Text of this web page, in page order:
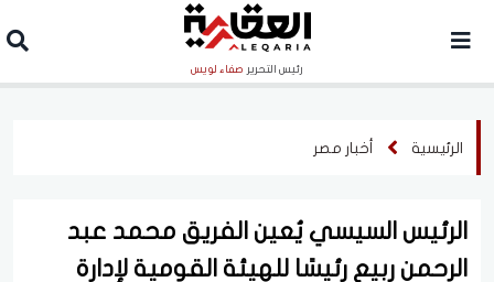
رئيس التحرير صفاء لويس
الرئيسية أخبار مصر
الرئيس السيسي يُعين الفريق محمد عبد
الرحمن ربيع رئيسًا للهيئة القومية لإدارة